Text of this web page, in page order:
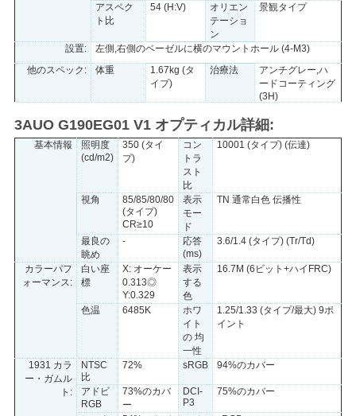
図
PRIVACY
POLICY
アスペク
ト比
54 (H:V)
オリエン
テーショ
ン
景観タイプ
設置:
左側,右側のベーゼルに横のマウントホール (4-M3)
他のスペック:
体重
1.67kg (タ
イプ)
治療法
アンチグレー,ハ
ードコーティング
(3H)
3AUO G190EG01 V1 オプティカル詳細:
基本情報
照明度
(cd/m2)
350 (タイ
プ)
コン
トラ
スト
比
10001 (タイプ) (伝達)
視角
85/85/80/80
(タイプ)
CR≥10
表示
モー
ド
TN 通常白色 伝播性
最良の
眺め
-
応答
(ms)
3.6/1.4 (タイプ) (Tr/Td)
カラーパフ
ォーマンス:
白い座
標
X: オーケー
0.313◎
Y:0.329
表示
する
色
16.7M (6ビット+ハイFRC)
色温 6485K
ホワ
イト
の 均
一性
1.25/1.33 (タイプ/最大) 9ポ
イント
1931 カラ
ー・ガムル
ト:
NTSC
比
72% sRGB 94%のカバー
アドビ
RGB
73%のカバ
ー
DCI-
P3
75%のカバー